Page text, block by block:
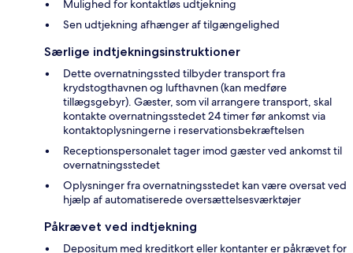
Mulighed for kontaktløs udtjekning
Sen udtjekning afhænger af tilgængelighed
Særlige indtjekningsinstruktioner
Dette overnatningssted tilbyder transport fra
krydstogthavnen og lufthavnen (kan medføre
tillægsgebyr). Gæster, som vil arrangere transport, skal
kontakte overnatningsstedet 24 timer før ankomst via
kontaktoplysningerne i reservationsbekræftelsen
Receptionspersonalet tager imod gæster ved ankomst til
overnatningsstedet
Oplysninger fra overnatningsstedet kan være oversat ved
hjælp af automatiserede oversættelsesværktøjer
Påkrævet ved indtjekning
Depositum med kreditkort eller kontanter er påkrævet for